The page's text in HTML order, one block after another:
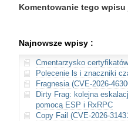
Komentowanie tego
Najnowsze wpisy :
Cmentarzysko
Polecenie ls i znaczniki
Fragnesia (CVE-2026-
Dirty Frag: kolejna
pomocą ESP i RxRPC
Copy Fail (CVE-2026-